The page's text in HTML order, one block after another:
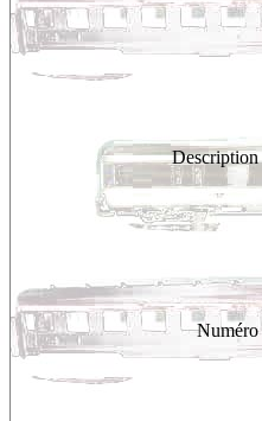
Description
Numéro